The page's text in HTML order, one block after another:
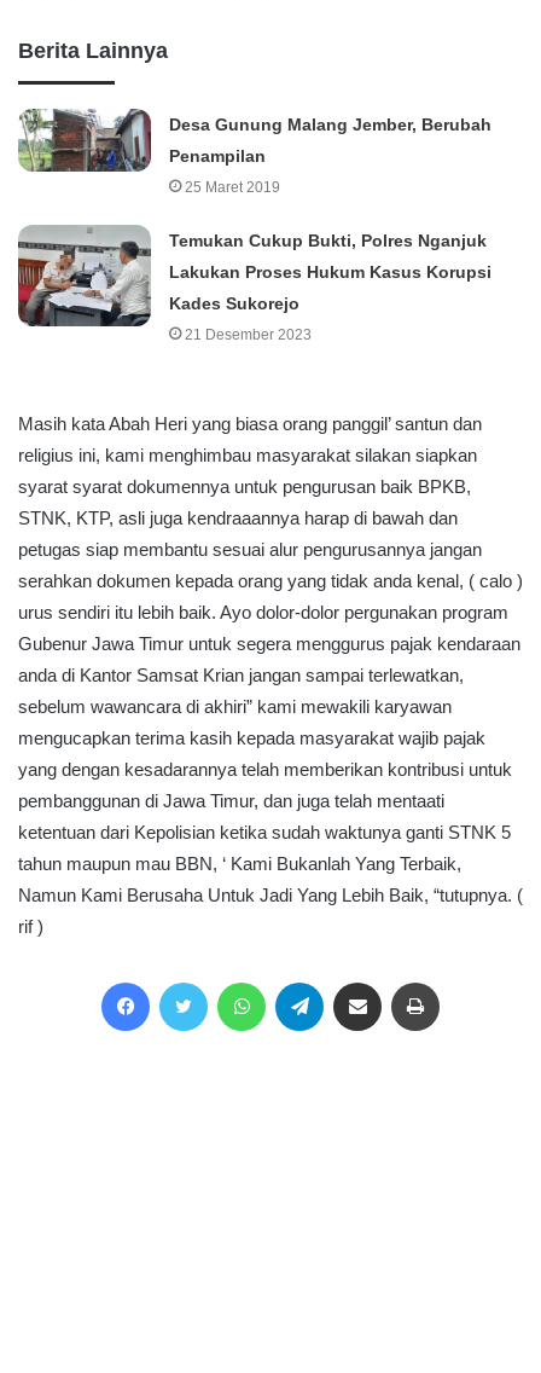
Berita Lainnya
Desa Gunung Malang Jember, Berubah
Penampilan
25 Maret 2019
Temukan Cukup Bukti, Polres Nganjuk
Lakukan Proses Hukum Kasus Korupsi
Kades Sukorejo
21 Desember 2023
Masih kata Abah Heri yang biasa orang panggil’ santun dan
religius ini, kami menghimbau masyarakat silakan siapkan
syarat syarat dokumennya untuk pengurusan baik BPKB,
STNK, KTP, asli juga kendraaannya harap di bawah dan
petugas siap membantu sesuai alur pengurusannya jangan
serahkan dokumen kepada orang yang tidak anda kenal, ( calo )
urus sendiri itu lebih baik. Ayo dolor-dolor pergunakan program
Gubenur Jawa Timur untuk segera menggurus pajak kendaraan
anda di Kantor Samsat Krian jangan sampai terlewatkan,
sebelum wawancara di akhiri” kami mewakili karyawan
mengucapkan terima kasih kepada masyarakat wajib pajak
yang dengan kesadarannya telah memberikan kontribusi untuk
pembanggunan di Jawa Timur, dan juga telah mentaati
ketentuan dari Kepolisian ketika sudah waktunya ganti STNK 5
tahun maupun mau BBN, ‘ Kami Bukanlah Yang Terbaik,
Namun Kami Berusaha Untuk Jadi Yang Lebih Baik, “tutupnya. (
rif )